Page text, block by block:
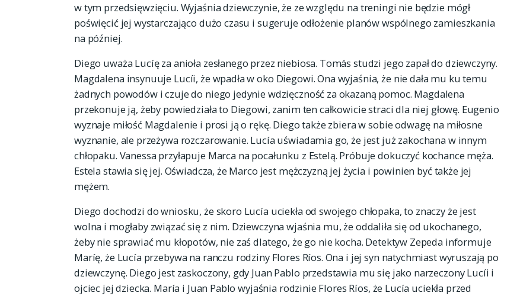
w tym przedsięwzięciu. Wyjaśnia dziewczynie, że ze względu na treningi nie będzie mógł
poświęcić jej wystarczająco dużo czasu i sugeruje odłożenie planów wspólnego zamieszkania
na później.
Diego uważa Lucíę za anioła zesłanego przez niebiosa. Tomás studzi jego zapał do dziewczyny.
Magdalena insynuuje Lucíi, że wpadła w oko Diegowi. Ona wyjaśnia, że nie dała mu ku temu
żadnych powodów i czuje do niego jedynie wdzięczność za okazaną pomoc. Magdalena
przekonuje ją, żeby powiedziała to Diegowi, zanim ten całkowicie straci dla niej głowę. Eugenio
wyznaje miłość Magdalenie i prosi ją o rękę. Diego także zbiera w sobie odwagę na miłosne
wyznanie, ale przeżywa rozczarowanie. Lucía uświadamia go, że jest już zakochana w innym
chłopaku. Vanessa przyłapuje Marca na pocałunku z Estelą. Próbuje dokuczyć kochance męża.
Estela stawia się jej. Oświadcza, że Marco jest mężczyzną jej życia i powinien być także jej
mężem.
Diego dochodzi do wniosku, że skoro Lucía uciekła od swojego chłopaka, to znaczy że jest
wolna i mogłaby związać się z nim. Dziewczyna wjaśnia mu, że oddaliła się od ukochanego,
żeby nie sprawiać mu kłopotów, nie zaś dlatego, że go nie kocha. Detektyw Zepeda informuje
Maríę, że Lucía przebywa na ranczu rodziny Flores Ríos. Ona i jej syn natychmiast wyruszają po
dziewczynę. Diego jest zaskoczony, gdy Juan Pablo przedstawia mu się jako narzeczony Lucíi i
ojciec jej dziecka. María i Juan Pablo wyjaśnia rodzinie Flores Ríos, że Lucía uciekła przed